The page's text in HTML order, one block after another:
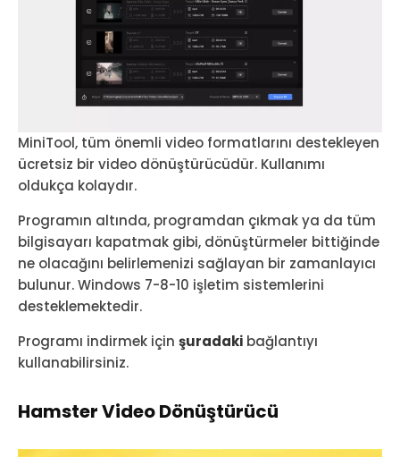
MiniTool, tüm önemli video formatlarını destekleyen
ücretsiz bir video dönüştürücüdür. Kullanımı
oldukça kolaydır.
Programın altında, programdan çıkmak ya da tüm
bilgisayarı kapatmak gibi, dönüştürmeler bittiğinde
ne olacağını belirlemenizi sağlayan bir zamanlayıcı
bulunur. Windows 7-8-10 işletim sistemlerini
desteklemektedir.
Programı indirmek için şuradaki bağlantıyı
kullanabilirsiniz.
Hamster Video Dönüştürücü